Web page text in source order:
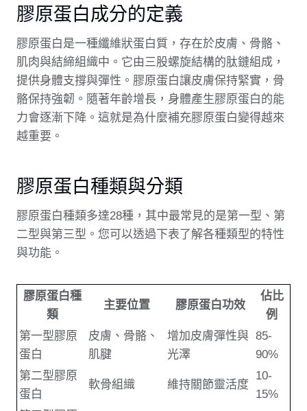
膠原蛋白成分的定義
膠原蛋白是一種纖維狀蛋白質，存在於皮膚、骨骼、
肌肉與結締組織中。它由三股螺旋結構的肽鏈組成，
提供身體支撐與彈性。膠原蛋白讓皮膚保持緊實，骨
骼保持強韌。隨著年齡增長，身體產生膠原蛋白的能
力會逐漸下降。這就是為什麼補充膠原蛋白變得越來
越重要。
膠原蛋白種類與分類
膠原蛋白種類多達28種，其中最常見的是第一型、第
二型與第三型。您可以透過下表了解各種類型的特性
與功能。
膠原蛋白種
類
主要位置 膠原蛋白功效
佔比
例
第一型膠原
蛋白
皮膚、骨骼、
肌腱
增加皮膚彈性與
光澤
85-
90%
第二型膠原
蛋白
軟骨組織 維持關節靈活度
10-
15%